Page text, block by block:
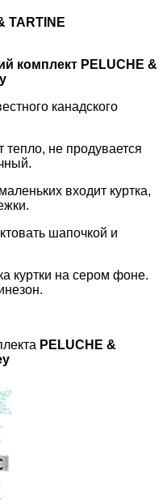
TARTINE
комплект PELUCHE &
канадского
не продувается
входит куртка,
шапочкой и
куртки на сером фоне.
PELUCHE &